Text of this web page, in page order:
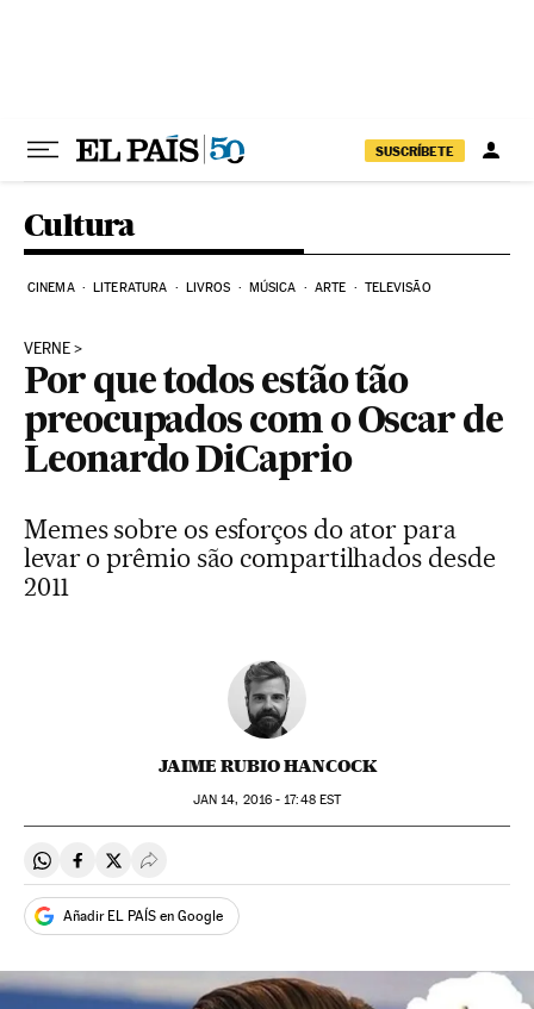
SUSCRÍBETE
Cultura
CINEMA LITERATURA LIVROS MÚSICA ARTE TELEVISÃO
VERNE
Por que todos estão tão
preocupados com o Oscar de
Leonardo DiCaprio
Memes sobre os esforços do ator para
levar o prêmio são compartilhados desde
2011
JAIME RUBIO HANCOCK
JAN 14, 2016 - 17:48EST
Compartir en Whatsapp
Compartir en Facebook
Compartir en Twitter
Desplegar Redes Sociales
Añadir EL PAÍS en Google